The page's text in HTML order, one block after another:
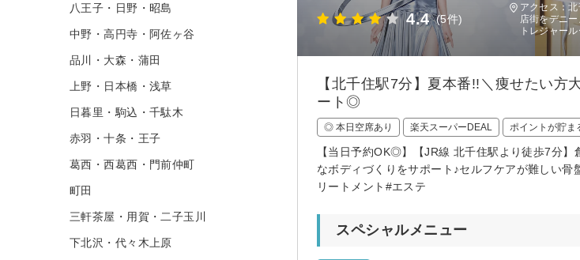
4.4 (5件)
アクセス：
店街をデニ
トレジャー
【北千住駅7分】夏本番!!＼痩せたい
ート◎
◎ 本日空席あり 楽天スーパーDEAL ポイントが貯ま
【当日予約OK◎】【JR線 北千住駅より徒歩7分
なボディづくりをサポート♪セルフケアが難しい
リートメント#エステ
スペシャルメニュー
八王子・日野・昭島
中野・高円寺・阿佐ヶ谷
品川・大森・蒲田
上野・日本橋・浅草
日暮里・駒込・千駄木
赤羽・十条・王子
葛西・西葛西・門前仲町
町田
三軒茶屋・用賀・二子玉川
下北沢・代々木上原